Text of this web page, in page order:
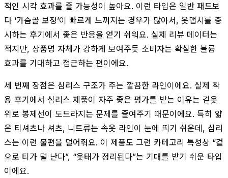
적인 시각 효과를 줄 가능성이 높아요. 이런 타입은 일반 패드보
다 ‘가슴골 보정’이 빠르게 느껴지는 경우가 많아서, 옷맵시를 중
시하는 후기에서 좋은 반응을 얻기 쉬워요. 실제 리뷰 데이터는
적지만, 상품명 자체가 강하게 보여주듯 소비자는 확실한 볼륨
효과를 기대하고 접근하는 편이에요.
세 번째 장점은 심리스 구조가 주는 깔끔한 라인이에요. 실제 착
용 후기에서 심리스 제품이 자주 좋은 평가를 받는 이유는 겉옷
위로 봉제선이 도드라지는 문제를 줄여주기 때문이에요. 특히 얇
은 티셔츠나 셔츠, 니트류는 속옷 라인이 눈에 띄기 쉬운데, 심리
스는 이런 불편을 덜어줘요. 이 제품도 그런 카테고리 특성상 “겉
으로 티가 덜 난다”, “옷태가 정리된다”는 기대를 받기 쉬운 타입
이에요.